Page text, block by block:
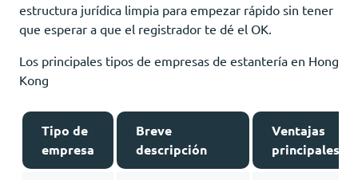
estructura jurídica limpia para empezar rápido sin tener
que esperar a que el registrador te dé el OK.
Los principales tipos de empresas de estantería en Hong
Kong
Tipo de
empresa
Breve
descripción
Ventajas
principales